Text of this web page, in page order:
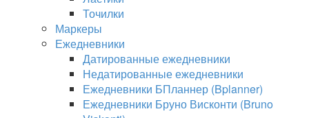
Точилки
Маркеры
Ежедневники
Датированные ежедневники
Недатированные ежедневники
Ежедневники БПланнер (Bplanner)
Ежедневники Бруно Висконти (Bruno